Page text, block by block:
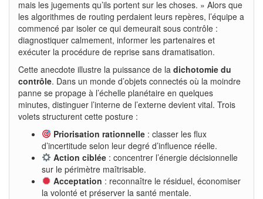
mais les jugements qu’ils portent sur les choses. » Alors que
les algorithmes de routing perdaient leurs repères, l’équipe a
commencé par isoler ce qui demeurait sous contrôle :
diagnostiquer calmement, informer les partenaires et
exécuter la procédure de reprise sans dramatisation.
Cette anecdote illustre la puissance de la dichotomie du
contrôle. Dans un monde d’objets connectés où la moindre
panne se propage à l’échelle planétaire en quelques
minutes, distinguer l’interne de l’externe devient vital. Trois
volets structurent cette posture :
Priorisation rationnelle: classer les flux
d’incertitude selon leur degré d’influence réelle.
Action ciblée: concentrer l’énergie décisionnelle
sur le périmètre maîtrisable.
Acceptation : reconnaître le résiduel, économiser
la volonté et préserver la santé mentale.